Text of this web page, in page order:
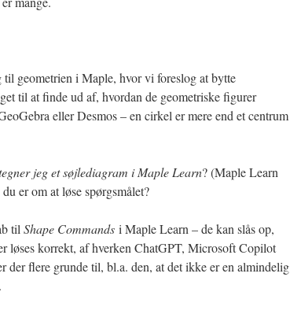
geometrien i Maple, hvor vi foreslog at bytte
til at finde ud af, hvordan de geometriske figurer
eller Desmos – en cirkel er mere end et centrum
jeg et søjlediagram i Maple Learn? (Maple Learn
er om at løse spørgsmålet?
til Shape Commands i Maple Learn – de kan slås op,
løses korrekt, af hverken ChatGPT, Microsoft Copilot
flere grunde til, bl.a. den, at det ikke er en almindelig